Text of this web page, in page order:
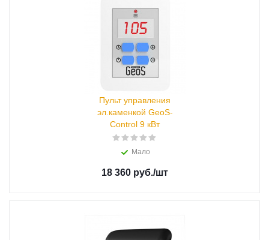
Пульт управления
эл.каменкой GeoS-
Control 9 кВт
Мало
18 360 руб./шт